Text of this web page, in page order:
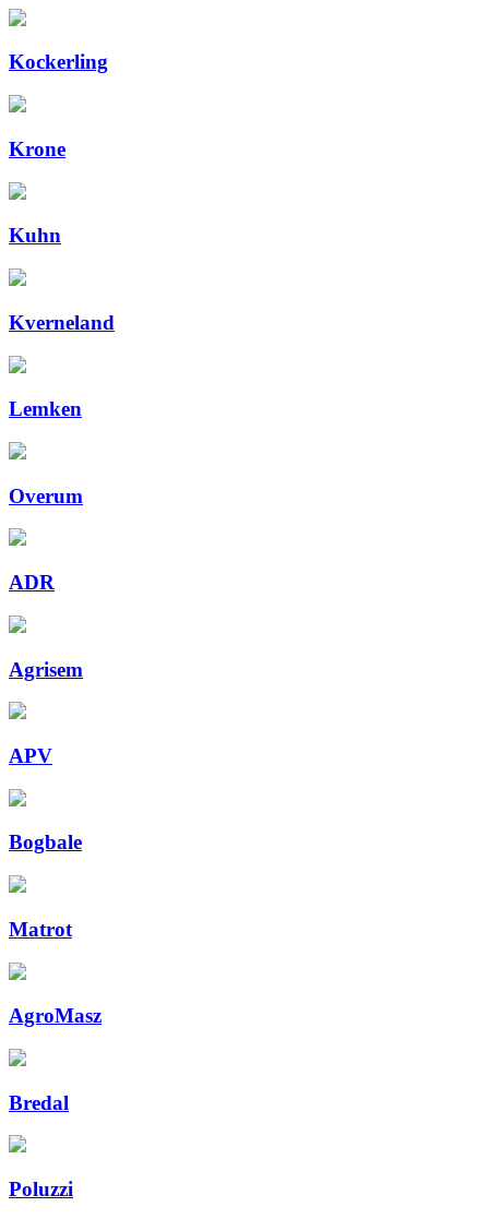
Kockerling
Krone
Kuhn
Kverneland
Lemken
Overum
ADR
Agrisem
APV
Bogbale
Matrot
AgroMasz
Bredal
Poluzzi